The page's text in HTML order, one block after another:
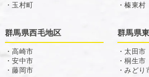
・玉村町
・榛東村
群馬県西毛地区
・高崎市
・安中市
・藤岡市
群馬県
・太田市
・桐生市
・みどり